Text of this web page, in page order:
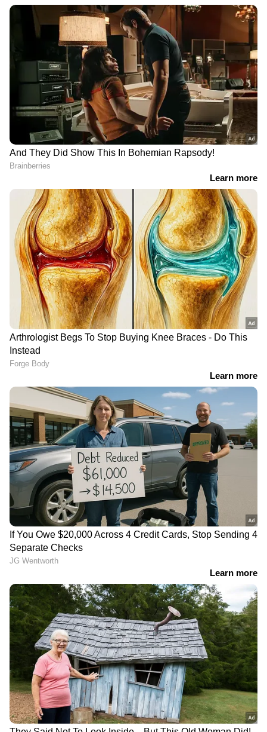
വിവിധ ജില്ലകളിൽ കേന്ദ്ര കാലാവസ്ഥ വകുപ്പ്
മഞ്ഞ (Yellow) അലർട്ട് പ്രഖ്യാപിച്ചിരിക്കുന്നു.
09-12-2023: എറണാകുളം, ഇടുക്കി
എന്നീ ജില്ലകളിലാണ് മഞ്ഞ അലർട്ട്
പ്രഖ്യാപിച്ചിട്ടുള്ളത്. ഒറ്റപ്പെട്ട ശക്തമായ
മഴയ്ക്കുള്ള സാധ്യതയാണ്
പ്രവചിക്കപ്പെട്ടിരിക്കുന്നത്. 24 മണിക്കൂറിൽ 64.5
മില്ലിമീറ്റർ മുതൽ 115.5 മില്ലിമീറ്റർ വരെ മഴ
ലഭിക്കുന്ന സാഹചര്യത്തെയാണ് ശക്തമായ മഴ
എന്നത് കൊണ്ട് അർത്ഥമാക്കുന്നത്.
ഉയർന്ന തിരമാല ജാഗ്രത നിർദേശം
കേരള തീരത്തും തെക്കൻ തമിഴ്നാട് തീരത്തും
ഇന്ന് (05-12-2023) രാത്രി 11.30 വരെ 0.5 മുതൽ
1.5 മീറ്റർ വരെ ഉയർന്ന തിരമാലയ്ക്കും
കടലാക്രമണത്തിനും സാധ്യതയുണ്ടെന്ന് ദേശീയ
സമുദ്രസ്ഥിതിപഠന ഗവേഷണ കേന്ദ്രം (INCOIS)
അറിയിച്ചു.